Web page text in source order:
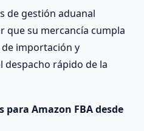
de gestión aduanal
que su mercancía cumpla
importación y
rápido de la
Amazon FBA desde